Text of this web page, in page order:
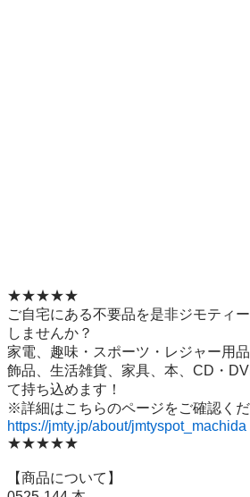
★★★★★
ご自宅にある不要品を是非ジモティ
しませんか？
家電、趣味・スポーツ・レジャー用
飾品、生活雑貨、家具、本、CD・
て持ち込めます！
https://jmty.jp/about/jmtyspot_machida
★★★★★
【商品について】